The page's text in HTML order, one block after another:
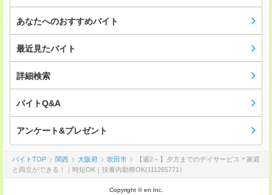
あなたへのおすすめバイト
最近見たバイト
詳細検索
バイトQ&A
アンケート&プレゼント
バイトTOP 関西 大阪府 吹田市
【週2～】夕方までのデイサービス＊家庭
と両立ができる！｜時短OK｜扶養内勤務OK(111265771）
Copyright © en Inc.